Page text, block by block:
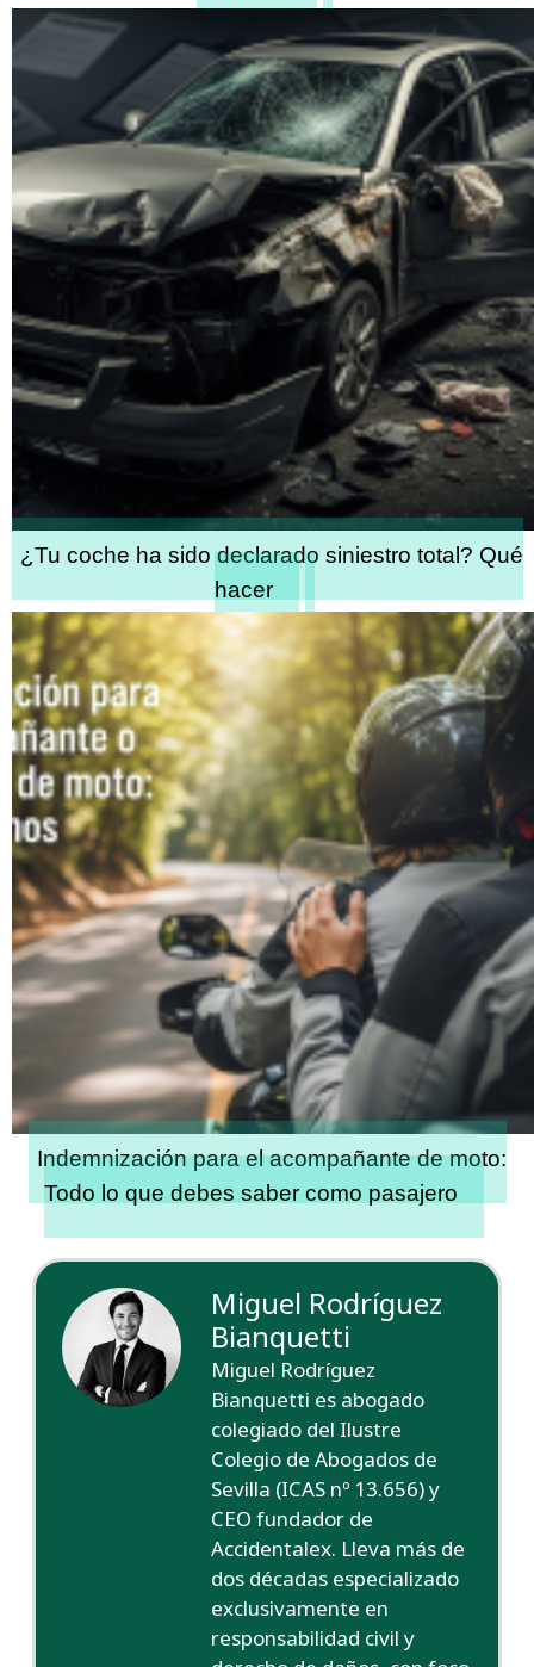
¿Tu coche ha sido declarado siniestro total? Qué
hacer
Indemnización para el acompañante de moto:
Todo lo que debes saber como pasajero
Miguel Rodríguez
Bianquetti
Miguel Rodríguez
Bianquetti es abogado
colegiado del Ilustre
Colegio de Abogados de
Sevilla (ICAS nº 13.656) y
CEO fundador de
Accidentalex. Lleva más de
dos décadas especializado
exclusivamente en
responsabilidad civil y